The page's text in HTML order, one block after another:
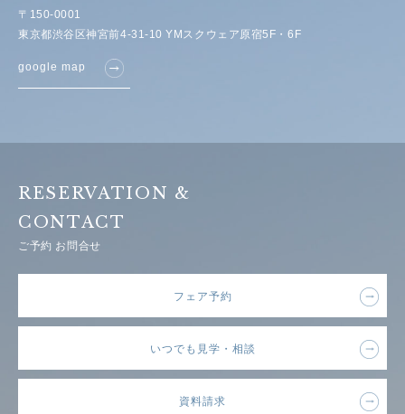
〒150-0001
東京都渋谷区神宮前4-31-10 YMスクウェア原宿5F・6F
google map
RESERVATION &
CONTACT
ご予約 お問合せ
フェア予約
いつでも見学・相談
資料請求